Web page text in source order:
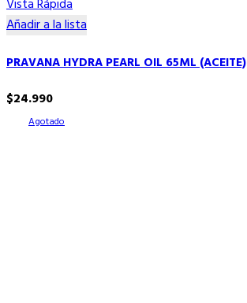
Vista Rápida
Añadir a la lista
PRAVANA HYDRA PEARL OIL 65ML (ACEITE)
$24.990
Agotado